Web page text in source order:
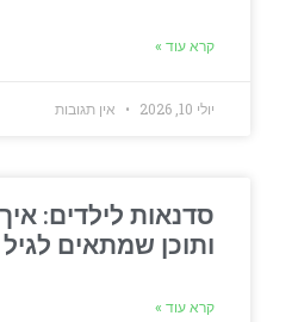
קרא עוד »
יולי 10, 2026 אין תגובות
סדנאות לילדים:
ותוכן שמתאים לגיל
קרא עוד »